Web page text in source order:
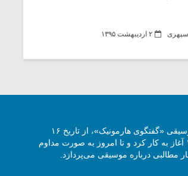
۲ اردیبهشت ۱۳۹۵
مجله آنلاین موسیقی «گفتگوی هارمونیک»، از تاریخ ۱۶
فروردین ۱۳۸۳ آغاز به کار کرد و تا امروز به صورت مداوم
مطالبی درباره موسیقی می‌پردازد.